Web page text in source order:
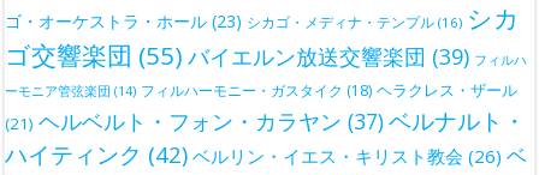
ゴ・オーケストラ・ホール (23) シカゴ・メディナ・テンプル (16) シカ
ゴ交響楽団 (55) バイエルン放送交響楽団 (39) フィルハ
ーモニア管弦楽団 (14) フィルハーモニー・ガスタイク (18) ヘラクレス・ザール
(21) ヘルベルト・フォン・カラヤン (37)ベルナルト・
ハイティンク (42) ベルリン・イエス・キリスト教会 (26) ベ